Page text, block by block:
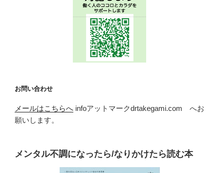
お問い合わせ
メールはこちらへ infoアットマークdrtakegami.com へお
願いします。
メンタル不調になったら/なりかけたら読む本